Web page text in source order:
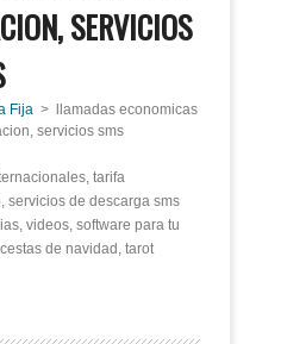
SERVICIOS
Fija > llamadas economicas
servicios sms
tarifa
servicios de descarga sms
videos, software para tu
de navidad, tarot